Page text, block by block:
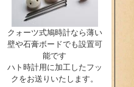
クォーツ式鳩時計なら薄い
壁や石膏ボードでも設置可
能です
ハト時計用に加工したフッ
クをお送りいたします。